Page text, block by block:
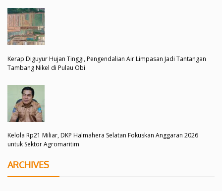
Kerap Diguyur Hujan Tinggi, Pengendalian Air Limpasan Jadi Tantangan
Tambang Nikel di Pulau Obi
Kelola Rp21 Miliar, DKP Halmahera Selatan Fokuskan Anggaran 2026
untuk Sektor Agromaritim
ARCHIVES